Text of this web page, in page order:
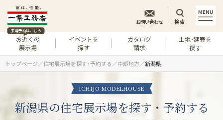
来場予約はこちら
お近くの
展示場
イベントを
探す
カタログ
請求
土地・建売を
探す
お問い合わせ 検索
トップページ 住宅展示場を探す・予約する 中部地方 新潟県
ICHIJO MODELHOUSE
新潟県の住宅展示場を探す・予約する